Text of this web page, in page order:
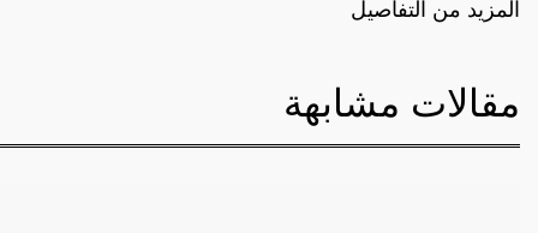
المزيد من التفاصيل
مقالات مشابهة